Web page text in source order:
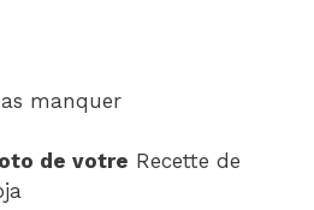
manquer
de votre Recette de